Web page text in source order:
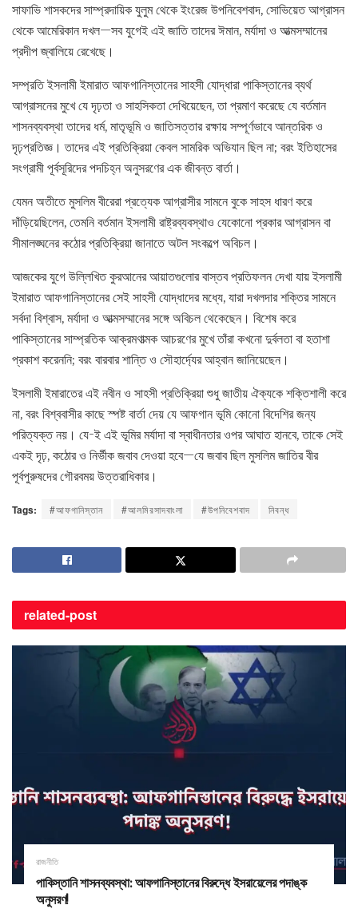
সাফাভি শাসকদের সাম্প্রদায়িক যুলুম থেকে ইংরেজ উপনিবেশবাদ, সোভিয়েত আগ্রাসন
থেকে আমেরিকান দখল—সব যুগেই এই জাতি তাদের ঈমান, মর্যাদা ও আত্মসম্মানের
প্রদীপ জ্বালিয়ে রেখেছে।
সম্প্রতি ইসলামী ইমারাত আফগানিস্তানের সাহসী যোদ্ধারা পাকিস্তানের ব্যর্থ
আগ্রাসনের মুখে যে দৃঢ়তা ও সাহসিকতা দেখিয়েছেন, তা প্রমাণ করেছে যে বর্তমান
শাসনব্যবস্থা তাদের ধর্ম, মাতৃভূমি ও জাতিসত্তার রক্ষায় সম্পূর্ণভাবে আন্তরিক ও
দৃঢ়প্রতিজ্ঞ। তাদের এই প্রতিক্রিয়া কেবল সামরিক অভিযান ছিল না; বরং ইতিহাসের
সংগ্রামী পূর্বসূরিদের পদচিহ্ন অনুসরণের এক জীবন্ত বার্তা।
যেমন অতীতে মুসলিম বীরেরা প্রত্যেক আগ্রাসীর সামনে বুকে সাহস ধারণ করে
দাঁড়িয়েছিলেন, তেমনি বর্তমান ইসলামী রাষ্ট্রব্যবস্থাও যেকোনো প্রকার আগ্রাসন বা
সীমালঙ্ঘনের কঠোর প্রতিক্রিয়া জানাতে অটল সংকল্পে অবিচল।
আজকের যুগে উল্লিখিত কুরআনের আয়াতগুলোর বাস্তব প্রতিফলন দেখা যায় ইসলামী
ইমারাত আফগানিস্তানের সেই সাহসী যোদ্ধাদের মধ্যে, যারা দখলদার শক্তির সামনে
সর্বদা বিশ্বাস, মর্যাদা ও আত্মসম্মানের সঙ্গে অবিচল থেকেছেন। বিশেষ করে
পাকিস্তানের সাম্প্রতিক আক্রমণাত্মক আচরণের মুখে তাঁরা কখনো দুর্বলতা বা হতাশা
প্রকাশ করেননি; বরং বারবার শান্তি ও সৌহার্দ্যের আহ্বান জানিয়েছেন।
ইসলামী ইমারাতের এই নবীন ও সাহসী প্রতিক্রিয়া শুধু জাতীয় ঐক্যকে শক্তিশালী করে
না, বরং বিশ্ববাসীর কাছে স্পষ্ট বার্তা দেয় যে আফগান ভূমি কোনো বিদেশির জন্য
পরিত্যক্ত নয়। যে-ই এই ভূমির মর্যাদা বা স্বাধীনতার ওপর আঘাত হানবে, তাকে সেই
একই দৃঢ়, কঠোর ও নির্ভীক জবাব দেওয়া হবে—যে জবাব ছিল মুসলিম জাতির বীর
পূর্বপুরুষদের গৌরবময় উত্তরাধিকার।
Tags: #আফগানিস্তান #আলমিরসাদবাংলা #উপনিবেশবাদ নিবন্ধ
related-post
রাজনীতি
পাকিস্তানি শাসনব্যবস্থা: আফগানিস্তানের বিরুদ্ধে ইসরায়েলের পদাঙ্ক
অনুসরণ!